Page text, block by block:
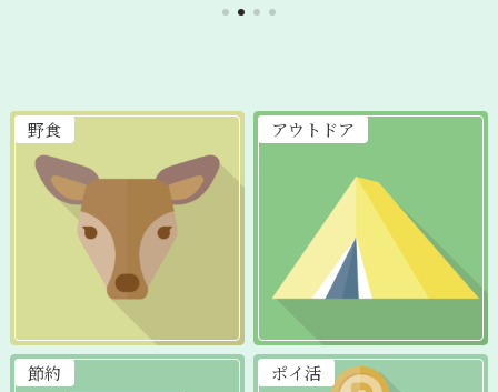
野食 アウトドア
節約 ポイ活